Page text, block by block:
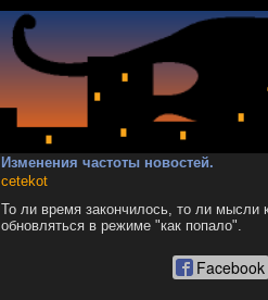
Изменения частоты новостей.
cetekot
То ли время закончилось, то ли мысли
обновляться в режиме "как попало".
Facebook